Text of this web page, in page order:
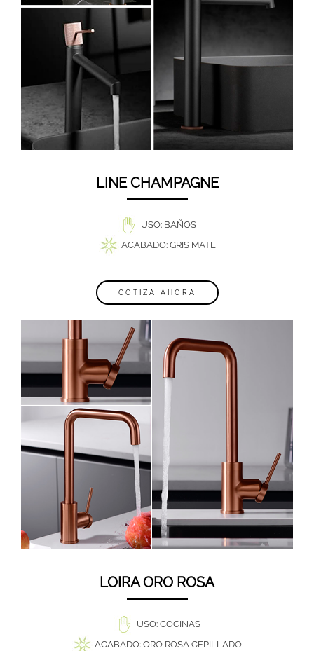
LINE CHAMPAGNE
USO: BAÑOS
ACABADO: GRIS MATE
COTIZA AHORA
LOIRA ORO ROSA
USO: COCINAS
ACABADO: ORO ROSA CEPILLADO